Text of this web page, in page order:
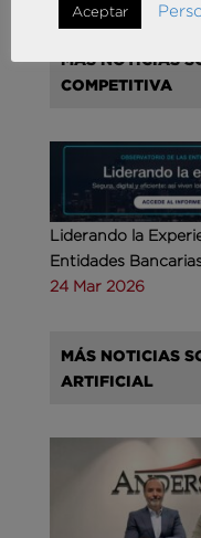
MÁS NOTICIAS
COMPETITIVA
Liderando la
Entidades
24 Mar 2026
MÁS NOTICIAS
ARTIFICIAL
Aceptar